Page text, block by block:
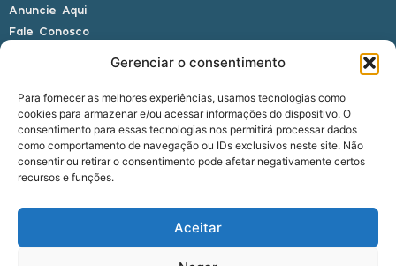
Gerenciar o consentimento
Para fornecer as melhores experiências, usamos tecnologias como
cookies para armazenar e/ou acessar informações do dispositivo. O
consentimento para essas tecnologias nos permitirá processar dados
como comportamento de navegação ou IDs exclusivos neste site. Não
consentir ou retirar o consentimento pode afetar negativamente certos
recursos e funções.
Aceitar
Anuncie Aqui
Fale Conosco
E-mail: alagoasbrasilnoticias@gmail.com
Telefone: (82) 9 9691-0391 (Whatsapp)
Responsável Técnico: Crysthyan Carlos
Rua do Sau - Centro - Anadia - AL - CEP: